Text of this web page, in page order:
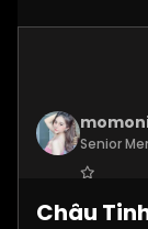
Senior
Posts:
Châu